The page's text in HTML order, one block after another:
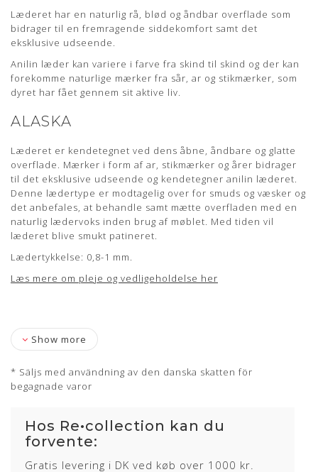
forekomme naturlige mærker fra sår, ar og stikmærker, som
dyret har fået gennem sit aktive liv.
ALASKA
Læderet er kendetegnet ved dens åbne, åndbare og glatte
overflade. Mærker i form af ar, stikmærker og årer bidrager
Denne lædertype er modtagelig over for smuds og væsker og
naturlig lædervoks inden brug af møblet. Med tiden vil
læderet blive smukt patineret.
Lædertykkelse: 0,8-1 mm.
Læs mere om pleje og vedligeholdelse her
Læderet har en naturlig rå, blød og åndbar overflade som
bidrager til en fremragende siddekomfort samt det
eksklusive udseende.
Anilin læder kan variere i farve fra skind til skind og der kan
forekomme naturlige mærker fra sår, ar og stikmærker, som
dyret har fået gennem sit aktive liv.
ALASKA
Læderet er kendetegnet ved dens åbne, åndbare og glatte
overflade. Mærker i form af ar, stikmærker og årer bidrager
til det eksklusive udseende og kendetegner anilin læderet.
Denne lædertype er modtagelig over for smuds og væsker og
det anbefales, at behandle samt mætte overfladen med en
naturlig lædervoks inden brug af møblet. Med tiden vil
læderet blive smukt patineret.
Lædertykkelse: 0,8-1 mm.
Læs mere om pleje og vedligeholdelse her
Show more
* Säljs med användning av den danska skatten för
begagnade varor
Hos Re•collection kan du
forvente:
Gratis levering i DK ved køb over 1000 kr.